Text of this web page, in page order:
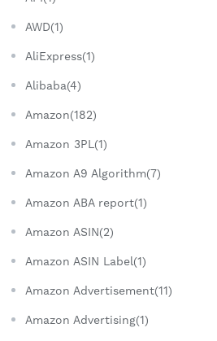
AWD(1)
AliExpress(1)
Alibaba(4)
Amazon(182)
Amazon 3PL(1)
Amazon A9 Algorithm(7)
Amazon ABA report(1)
Amazon ASIN(2)
Amazon ASIN Label(1)
Amazon Advertisement(11)
Amazon Advertising(1)